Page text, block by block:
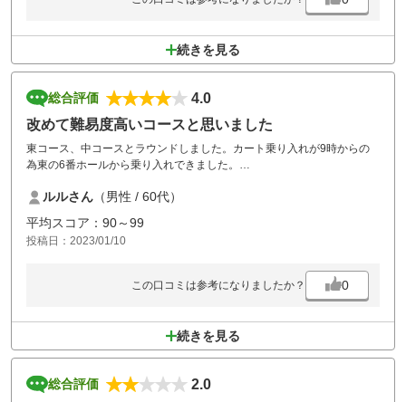
続きを見る
総合評価
4.0
改めて難易度高いコースと思いました
東コース、中コースとラウンドしました。カート乗り入れが9時からの
為東の6番ホールから乗り入れできました。
各ホール渋滞無くてスムーズにラウンド出来ました。
ルルさん （男性 / 60代）
平均スコア：90～99
投稿日：2023/01/10
この口コミは参考になりましたか？ 0
続きを見る
総合評価
2.0